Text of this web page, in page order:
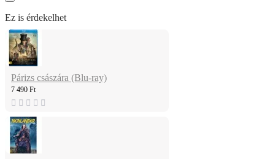
Ez is érdekelhet
Párizs császára (Blu-ray)
7 490 Ft